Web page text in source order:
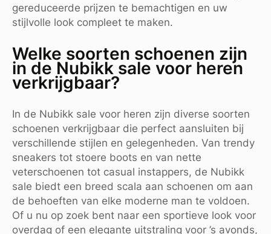
gereduceerde prijzen te bemachtigen en uw
stijlvolle look compleet te maken.
Welke soorten schoenen zijn
in de Nubikk sale voor heren
verkrijgbaar?
In de Nubikk sale voor heren zijn diverse soorten
schoenen verkrijgbaar die perfect aansluiten bij
verschillende stijlen en gelegenheden. Van trendy
sneakers tot stoere boots en van nette
veterschoenen tot casual instappers, de Nubikk
sale biedt een breed scala aan schoenen om aan
de behoeften van elke moderne man te voldoen.
Of u nu op zoek bent naar een sportieve look voor
overdag of een elegante uitstraling voor ’s avonds,